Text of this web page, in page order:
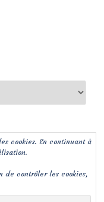
cookies. En continuant à
de contrôler les cookies,